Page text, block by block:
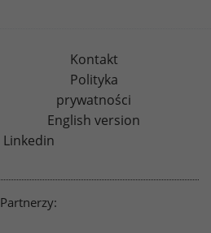
Kontakt
Polityka
prywatności
English version
Linkedin
Partnerzy: